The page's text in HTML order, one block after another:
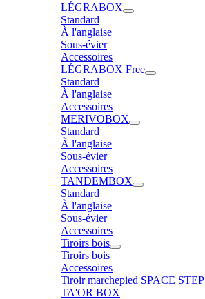
LÉGRABOX
Standard
À l'anglaise
Sous-évier
Accessoires
LÉGRABOX Free
Standard
À l'anglaise
Accessoires
MERIVOBOX
Standard
À l'anglaise
Sous-évier
Accessoires
TANDEMBOX
Standard
À l'anglaise
Sous-évier
Accessoires
Tiroirs bois
Tiroirs bois
Accessoires
Tiroir marchepied SPACE STEP
TA'OR BOX